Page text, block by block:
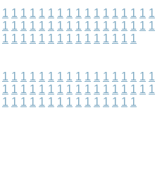
1 1 1 1 1 1 1 1 1 1 1 1 1 1 1 1 1
1 1 1 1 1 1 1 1 1 1 1 1 1 1 1 1 1
1 1 1 1 1 1 1 1 1 1 1 1 1 1 1
1 1 1 1 1 1 1 1 1 1 1 1 1 1 1 1 1
1 1 1 1 1 1 1 1 1 1 1 1 1 1 1 1 1
1 1 1 1 1 1 1 1 1 1 1 1 1 1 1